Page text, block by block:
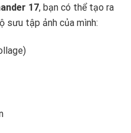
17, bạn có thể tạo ra
sưu tập ảnh của mình: